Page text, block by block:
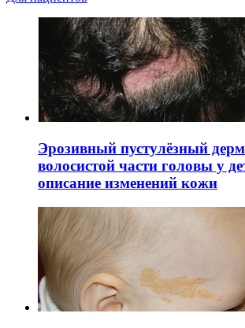
Эрозивный пустулёзный
волосистой части головы у
описание изменений кожи